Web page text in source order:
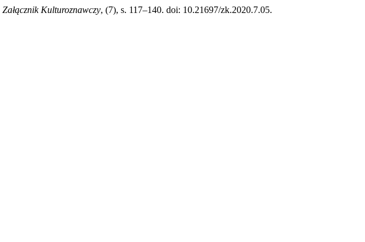
Załącznik Kulturoznawczy, (7), s. 117–140. doi: 10.21697/zk.2020.7.05.